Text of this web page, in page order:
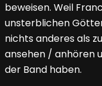
beweisen. Weil
unsterblichen
nichts anderes als
ansehen / anhören
der Band haben.